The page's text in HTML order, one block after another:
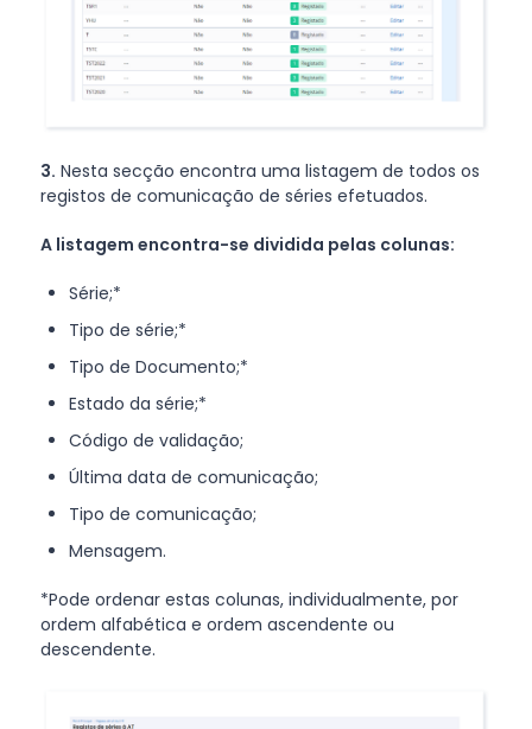
3. Nesta secção encontra uma listagem de todos os
registos de comunicação de séries efetuados.
A listagem encontra-se dividida pelas colunas:
Série;*
Tipo de série;*
Tipo de Documento;*
Estado da série;*
Código de validação;
Última data de comunicação;
Tipo de comunicação;
Mensagem.
*Pode ordenar estas colunas, individualmente, por
ordem alfabética e ordem ascendente ou
descendente.